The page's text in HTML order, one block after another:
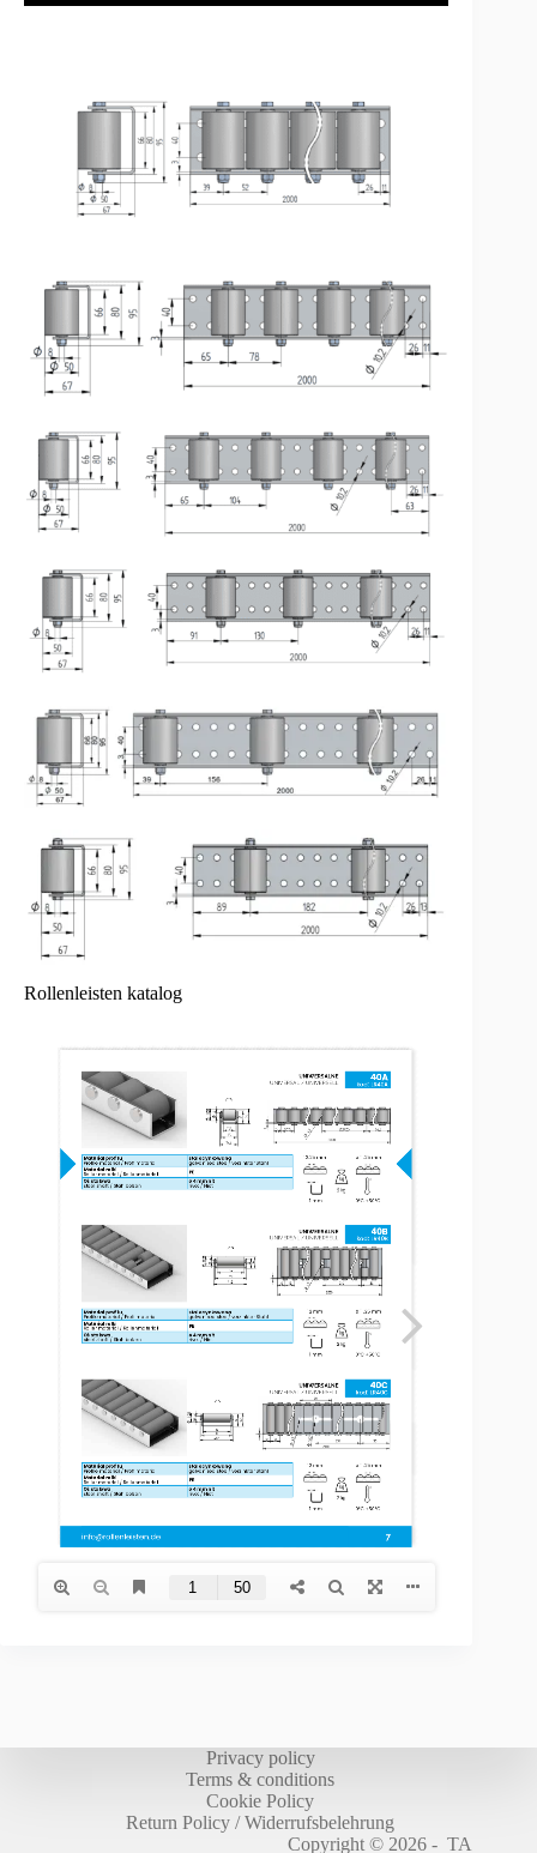
Rollenleisten katalog
Privacy policy
Terms & conditions
Cookie Policy
Return Policy / Widerrufsbelehrung
Copyright © 2026 - TA